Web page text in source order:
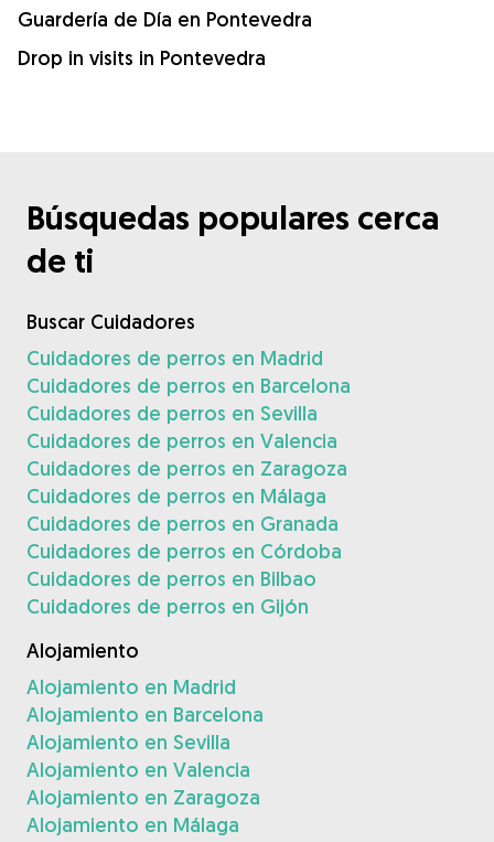
Guardería de Día en Pontevedra
Drop in visits in Pontevedra
Búsquedas populares cerca
de ti
Buscar Cuidadores
Cuidadores de perros en Madrid
Cuidadores de perros en Barcelona
Cuidadores de perros en Sevilla
Cuidadores de perros en Valencia
Cuidadores de perros en Zaragoza
Cuidadores de perros en Málaga
Cuidadores de perros en Granada
Cuidadores de perros en Córdoba
Cuidadores de perros en Bilbao
Cuidadores de perros en Gijón
Alojamiento
Alojamiento en Madrid
Alojamiento en Barcelona
Alojamiento en Sevilla
Alojamiento en Valencia
Alojamiento en Zaragoza
Alojamiento en Málaga